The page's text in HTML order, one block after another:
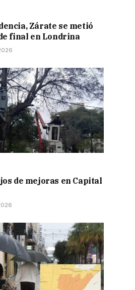
Zárate se metió
final en Londrina
de mejoras en Capital